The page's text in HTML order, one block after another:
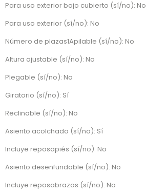
Para uso exterior bajo cubierto (sí/no): No
Para uso exterior (sí/no): No
Número de plazas1Apilable (sí/no): No
Altura ajustable (sí/no): No
Plegable (sí/no): No
Giratorio (sí/no): Sí
Reclinable (sí/no): No
Asiento acolchado (sí/no): Sí
Incluye reposapiés (sí/no): No
Asiento desenfundable (sí/no): No
Incluye reposabrazos (sí/no): No